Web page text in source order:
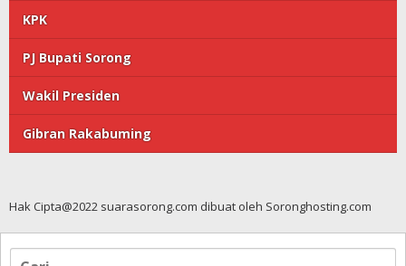
KPK
PJ Bupati Sorong
Wakil Presiden
Gibran Rakabuming
Hak Cipta@2022 suarasorong.com dibuat oleh Soronghosting.com
Cari